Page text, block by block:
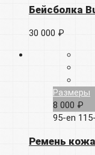
Бейсболка
30 000 ₽
Размеры
8 000 ₽
95-en
Ремень